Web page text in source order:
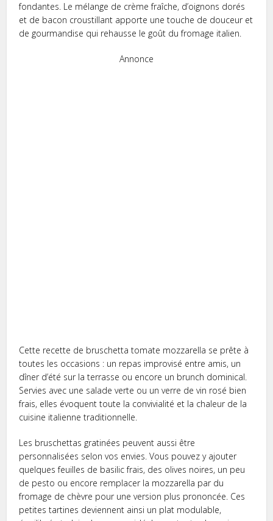
fondantes. Le mélange de crème fraîche, d’oignons dorés
et de bacon croustillant apporte une touche de douceur et
de gourmandise qui rehausse le goût du fromage italien.
Annonce
Cette recette de bruschetta tomate mozzarella se prête à
toutes les occasions : un repas improvisé entre amis, un
dîner d’été sur la terrasse ou encore un brunch dominical.
Servies avec une salade verte ou un verre de vin rosé bien
frais, elles évoquent toute la convivialité et la chaleur de la
cuisine italienne traditionnelle.
Les bruschettas gratinées peuvent aussi être
personnalisées selon vos envies. Vous pouvez y ajouter
quelques feuilles de basilic frais, des olives noires, un peu
de pesto ou encore remplacer la mozzarella par du
fromage de chèvre pour une version plus prononcée. Ces
petites tartines deviennent ainsi un plat modulable,